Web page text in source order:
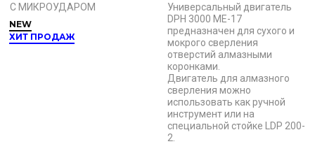
С МИКРОУДАРОМ
NEW
ХИТ ПРОДАЖ
Универсальный двигатель
DPH 3000 ME-17
предназначен для сухого и
мокрого сверления
отверстий алмазными
коронками.
Двигатель для алмазного
сверления можно
использовать как ручной
инструмент или на
специальной стойке LDP 200-
2.